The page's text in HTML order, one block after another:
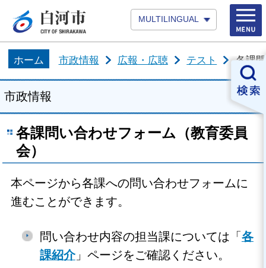
MULTILINGUAL
ホーム 市政情報 広報・広聴 テスト 各課
市政情報
各課問い合わせフォーム（教育委員
会）
本ページから各課への問い合わせフォームに
進むことができます。
問い合わせ内容の担当課については「 各
課紹介」ページをご確認ください。